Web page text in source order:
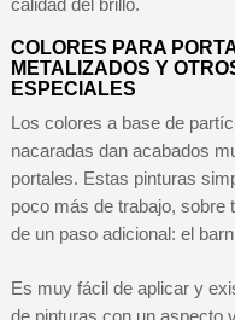
calidad del brillo.
COLORES PARA
METALIZADOS Y
ESPECIALES
Los colores a base de
nacaradas dan acabados
portales. Estas pinturas
poco más de trabajo, sobre
de un paso adicional: el
Es muy fácil de aplicar y